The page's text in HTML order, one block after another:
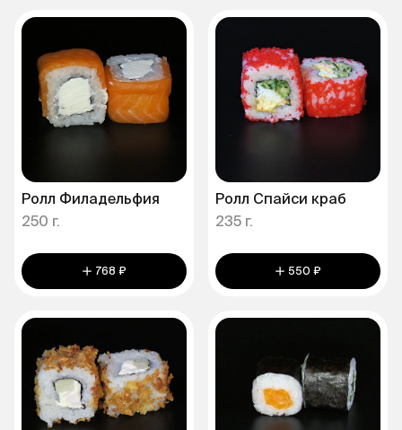
Ролл Филадельфия
250 г.
768 ₽
Ролл Спайси краб
235 г.
550 ₽